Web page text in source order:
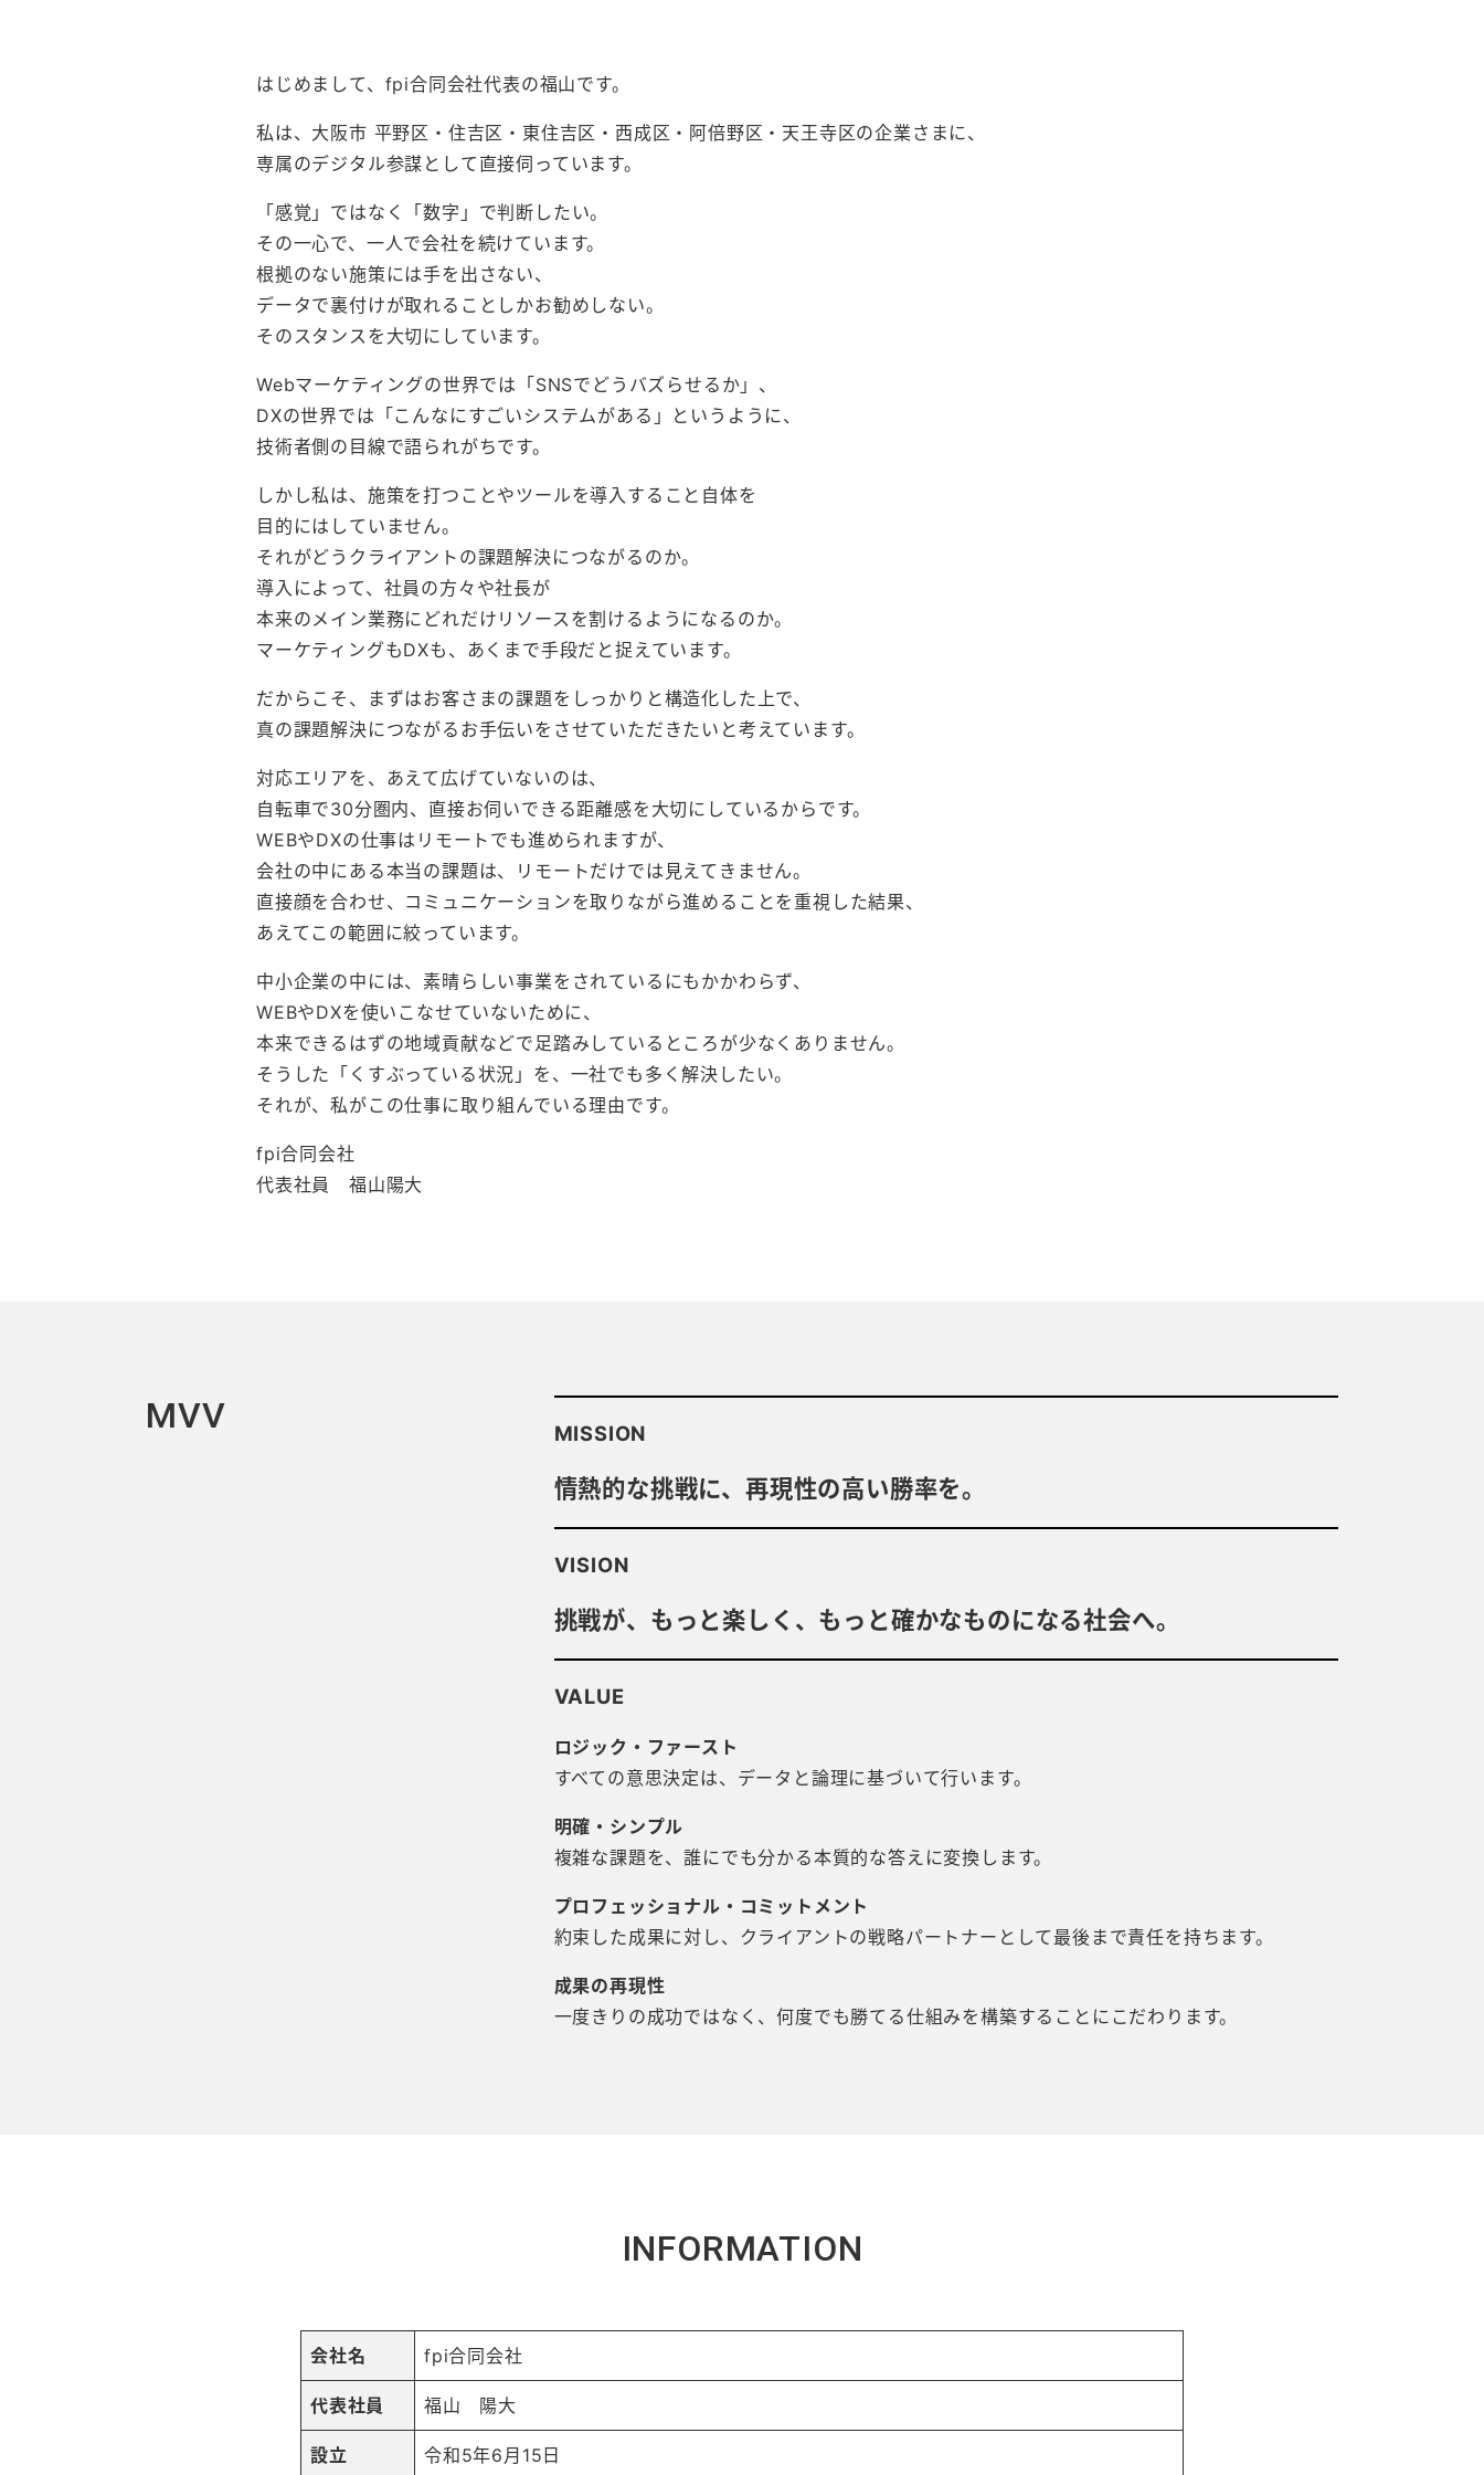
はじめまして、fpi合同会社代表の福山です。
私は、大阪市 平野区・住吉区・東住吉区・西成区・阿倍野区・天王寺区の企業さまに、
専属のデジタル参謀として直接伺っています。
「感覚」ではなく「数字」で判断したい。
その一心で、一人で会社を続けています。
根拠のない施策には手を出さない、
データで裏付けが取れることしかお勧めしない。
そのスタンスを大切にしています。
Webマーケティングの世界では「SNSでどうバズらせるか」、
DXの世界では「こんなにすごいシステムがある」というように、
技術者側の目線で語られがちです。
しかし私は、施策を打つことやツールを導入すること自体を
目的にはしていません。
それがどうクライアントの課題解決につながるのか。
導入によって、社員の方々や社長が
本来のメイン業務にどれだけリソースを割けるようになるのか。
マーケティングもDXも、あくまで手段だと捉えています。
だからこそ、まずはお客さまの課題をしっかりと構造化した上で、
真の課題解決につながるお手伝いをさせていただきたいと考えています。
対応エリアを、あえて広げていないのは、
自転車で30分圏内、直接お伺いできる距離感を大切にしているからです。
WEBやDXの仕事はリモートでも進められますが、
会社の中にある本当の課題は、リモートだけでは見えてきません。
直接顔を合わせ、コミュニケーションを取りながら進めることを重視した結果、
あえてこの範囲に絞っています。
中小企業の中には、素晴らしい事業をされているにもかかわらず、
WEBやDXを使いこなせていないために、
本来できるはずの地域貢献などで足踏みしているところが少なくありません。
そうした「くすぶっている状況」を、一社でも多く解決したい。
それが、私がこの仕事に取り組んでいる理由です。
fpi合同会社
代表社員 福山陽大
MVV MISSION
情熱的な挑戦に、再現性の高い勝率を。
VISION
挑戦が、もっと楽しく、もっと確かなものになる社会へ。
VALUE
ロジック・ファースト
すべての意思決定は、データと論理に基づいて行います。
明確・シンプル
複雑な課題を、誰にでも分かる本質的な答えに変換します。
プロフェッショナル・コミットメント
約束した成果に対し、クライアントの戦略パートナーとして最後まで責任を持ちます。
成果の再現性
一度きりの成功ではなく、何度でも勝てる仕組みを構築することにこだわります。
INFORMATION
会社名 fpi合同会社
代表社員 福山 陽大
設立 令和5年6月15日